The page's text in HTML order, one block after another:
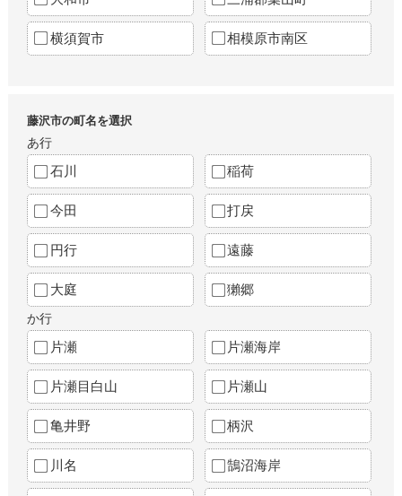
横須賀市 相模原市南区
藤沢市の町名を選択
あ行
石川 稲荷
今田 打戻
円行 遠藤
大庭 獺郷
か行
片瀬 片瀬海岸
片瀬目白山 片瀬山
亀井野 柄沢
川名 鵠沼海岸